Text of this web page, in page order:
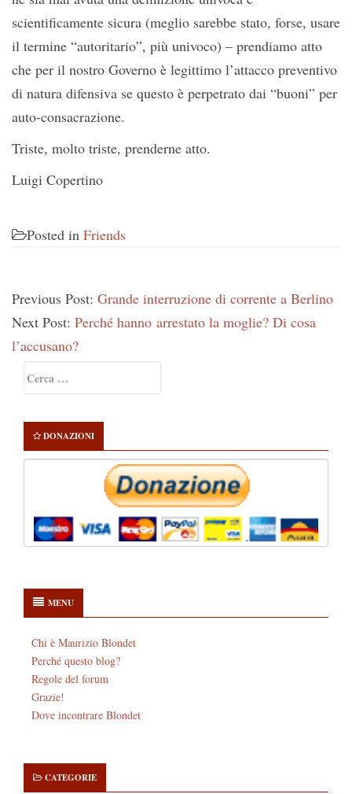
scientificamente sicura (meglio sarebbe stato, forse, usare
il termine “autoritario”, più univoco) – prendiamo atto
che per il nostro Governo è legittimo l’attacco preventivo
di natura difensiva se questo è perpetrato dai “buoni” per
auto-consacrazione.
Triste, molto triste, prenderne atto.
Luigi Copertino
Posted in Friends
Previous Post: Grande interruzione di corrente a Berlino
Next Post: Perché hanno arrestato la moglie? Di cosa
l’accusano?
Sidebar
per:
DONAZIONI
MENU
Chi è Maurizio Blondet
Perché questo blog?
Regole del forum
Grazie!
Dove incontrare Blondet
CATEGORIE